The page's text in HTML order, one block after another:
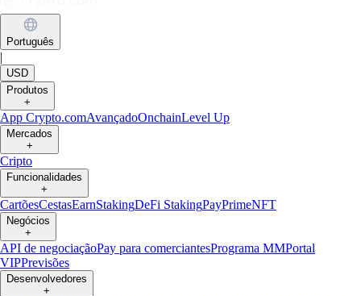
Português
|
USD
Produtos
+
App Crypto.comAvançadoOnchainLevel Up
Mercados
+
Cripto
Funcionalidades
+
CartõesCestasEarnStakingDeFi StakingPayPrimeNFT
Negócios
+
API de negociaçãoPay para comerciantesPrograma MMPortal
VIPPrevisões
Desenvolvedores
+